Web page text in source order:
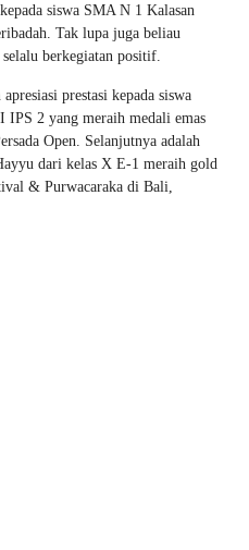
siswa SMA N 1 Kalasan
Tak lupa juga beliau
selalu berkegiatan positif.
prestasi kepada siswa
IPS 2 yang meraih medali emas
Open. Selanjutnya adalah
dari kelas X E-1 meraih gold
& Purwacaraka di Bali,